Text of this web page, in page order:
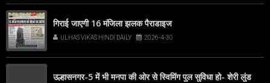
गिराई जाएगी 16 मंजिला झलक पैराडाइज
ULHAS VIKAS HINDI DAILY 2026-4-30
उल्हासनगर-5 में भी मनपा की ओर से स्विमिंग पुल सुविधा हो- शेरी लुंड